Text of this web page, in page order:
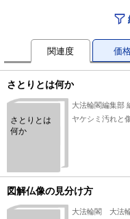
関連度 価
さとりとは何か
さとりとは
何か
大法輪閣編集部
ヤケシミ汚れと
図解仏像の見分け方
大法輪閣 大法